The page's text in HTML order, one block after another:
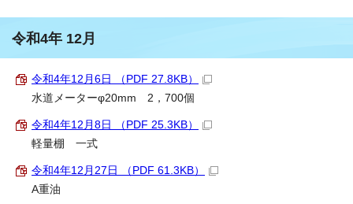
令和4年 12月
令和4年12月6日 （PDF 27.8KB）
水道メーターφ20mm 2，700個
令和4年12月8日 （PDF 25.3KB）
軽量棚 一式
令和4年12月27日 （PDF 61.3KB）
A重油